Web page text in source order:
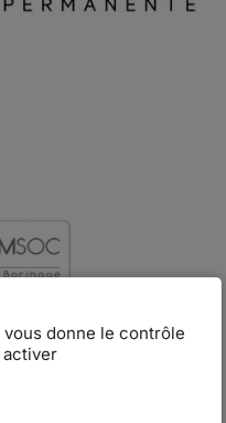
donne le contrôle
activer